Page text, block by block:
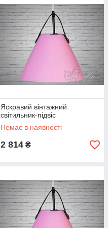
Яскравий вінтажний
світильник-підвіс
Немає в наявності
2 814 ₴